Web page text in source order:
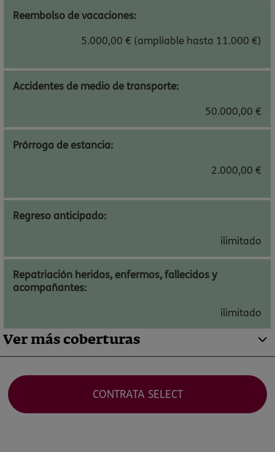
Reembolso de vacaciones:
5.000,00 € (ampliable hasta 11.000 €)
Accidentes de medio de transporte:
50.000,00 €
Prórroga de estancia:
2.000,00 €
Regreso anticipado:
ilimitado
Repatriación heridos, enfermos, fallecidos y
acompañantes:
ilimitado
Ver más coberturas
CONTRATA SELECT